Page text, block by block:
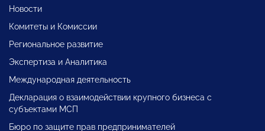
Новости
Комитеты и Комиссии
Региональное развитие
Экспертиза и Аналитика
Международная деятельность
Декларация о взаимодействии крупного бизнеса с
субъектами МСП
Бюро по защите прав предпринимателей